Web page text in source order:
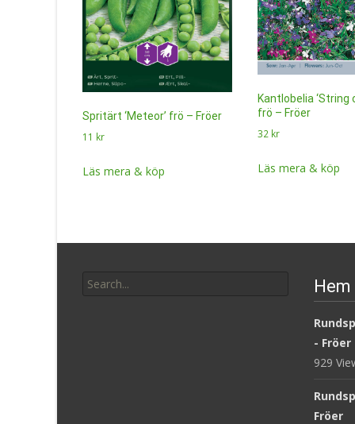
Spritärt ‘Meteor’ frö – Fröer
11 kr
Läs mera & köp
Kantlobelia ‘String
frö – Fröer
32 kr
Läs mera & köp
for:
- Fröer
929
Fröer